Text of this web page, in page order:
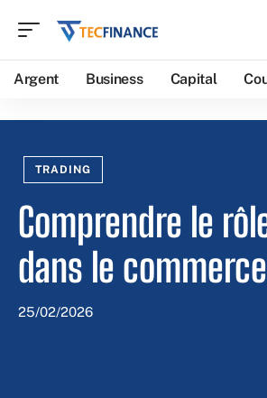
Argent Business Capital
TRADING
Comprendre le
dans le
25/02/2026